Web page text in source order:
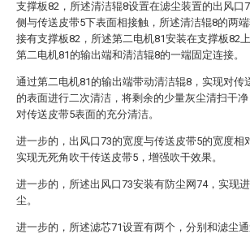
支撑板82，所述清洁辊8设置在滤尘装置的出风口
侧与传送皮带5下表面相接触，所述清洁辊8的两
接有支撑板82，所述第二电机81安装在支撑板82
第二电机81的输出端和清洁辊8的一端固定连接。
通过第二电机81的输出端带动清洁辊8，实现对传
的表面进行二次清洁，将剩余的少量灰尘清扫干
对传送皮带5表面的充分清洁。
进一步的，出风口73的宽度与传送皮带5的宽度相
实现无死角吹干传送皮带5，增强吹干效果。
进一步的，所述出风口73安装有防尘网74，实现
尘。
进一步的，所述滤芯71设置有两个，分别和滤尘